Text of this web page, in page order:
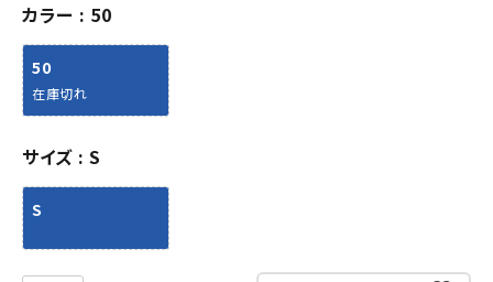
カラー 50
50
在庫切れ
サイズ S
S